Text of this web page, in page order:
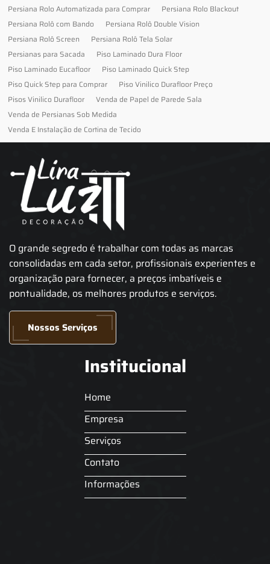
Persiana Rolo Automatizada para Comprar
Persiana Rolo Blackout
Persiana Rolô com Bando
Persiana Rolô Double Vision
Persiana Rolô Screen
Persiana Rolô Tela Solar
Persianas para Sacada
Piso Laminado Dura Floor
Piso Laminado Eucafloor
Piso Laminado Quick Step
Piso Quick Step para Comprar
Piso Vinilico Durafloor Preço
Pisos Vinilico Durafloor
Venda de Papel de Parede Sala
Venda de Persianas Sob Medida
Venda E Instalação de Cortina de Tecido
O grande segredo é trabalhar com todas as marcas
consolidadas em cada setor, profissionais experientes e
organização para fornecer, a preços imbatíveis e
pontualidade, os melhores produtos e serviços.
Nossos Serviços
Institucional
Home
Empresa
Serviços
Contato
Informações